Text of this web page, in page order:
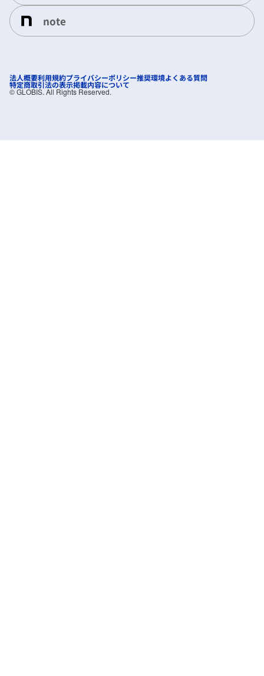
note
法人概要利用規約プライバシーポリシー推奨環境よくある質問
特定商取引法の表示掲載内容について
©︎ GLOBIS. All Rights Reserved.